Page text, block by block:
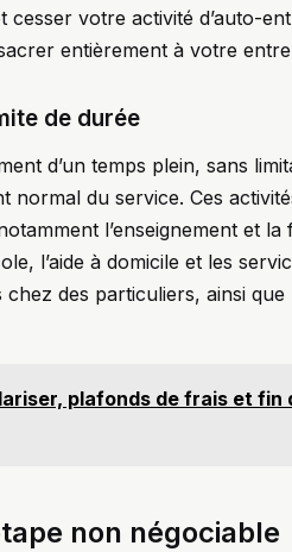
votre activité d’auto-
entièrement à votre
de durée
d’un temps plein, sans
normal du service. Ces
l’enseignement et la
l’aide à domicile et les
des particuliers, ainsi que
plafonds de frais et fin
non négociable